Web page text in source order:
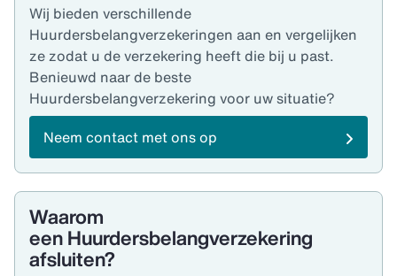
Wij bieden verschillende
Huurdersbelangverzekeringen aan en vergelijken
ze zodat u de verzekering heeft die bij u past.
Benieuwd naar de beste
Huurdersbelangverzekering voor uw situatie?
Neem contact met ons op
Waarom
een Huurdersbelangverzekering
afsluiten?